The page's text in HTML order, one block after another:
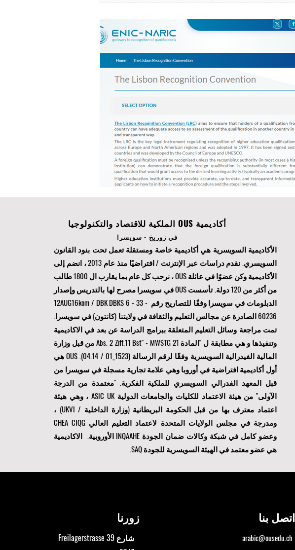
أكاديمية OUS الملكية للاقتصاد والتكنولوجيا
في زوريخ - سويسرا
الأكاديمية السويسرية هي أكاديمية خاصة ومستقلة تعمل تحت بنود القانون
السويسري. نقدم دراسات عبر الإنترنت / افتراضيًا منذ عام 2013 ، انضم إلى
الأكاديمية وكن عضوًا في عائلة OUS ، نرحب كل عام بما يقارب ال 1800 طالب
من أكثر من 120 دولة. تأسست OUS في سويسرا مصرح لها بالتدريس وإصدار
الدبلومات في سويسرا وفقًا للتصاريح رقم 12AUG16kom / DBK DBKS 6 - 33 -
60236 الصادرة عن مجالس التعليم والثقافة في ولايتنا (كانتون) في سويسرا.
تمت مراجعة وسائل التعليم المتعلقة ببرامج الدراسة عن بعد في الاكاديمية
وتنفيذها و هي مطابقة ل "المادة 21 Abs. 2 Ziff.11 Bst" - MWSTG من قبل وزارة
المالية الفيدرالية السويسرية وفقًا لرقم الرسالة (1523_01 / 04.14). OUS هي
أول أكاديمية افتراضية في أوروبا وهي علامة تجارية مسجلة في سويسرا من
قبل المعهد الفدرالي السويسري للملكية الفكرية. "معتمدة من الدرجة
الآولى
" من هيئة الاعتماد للكليات والجامعات الدولية ASIC UK ، وهي هيئة
اعتماد معترف بها من قبل الحكومة البريطانية (وزارة الداخلية / UKVI) ،
ومدرجة في مجلس الولايات المتحدة لاعتماد التعليم العالي CHEA CIQG
وعضو كامل في شبكة وكالات ضمان الجودة INQAAHE الأوروبية. الاكاديمية
هي عضو معتمد في الهيئة السويسرية للجودة SAQ.
زورنا
شارع Freilagerstrasse 39
اتصل بنا
arabic@ousedu.ch